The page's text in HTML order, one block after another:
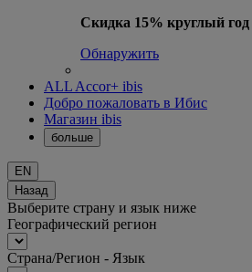
Скидка 15% круглый год
Обнаружить
ALL Accor+ ibis
Добро пожаловать в Ибис
Магазин ibis
больше
EN
Назад
Выберите страну и язык ниже
Географический регион
Страна/Регион - Язык